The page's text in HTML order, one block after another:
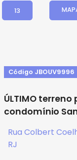
13
Código JBOUV9996
ÚLTIMO
condomínio
Rua Colbert
RJ